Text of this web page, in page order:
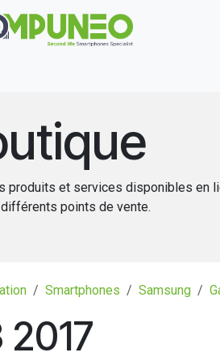
produits et services disponibles en
points de vente.
Smartphones Samsung
2017